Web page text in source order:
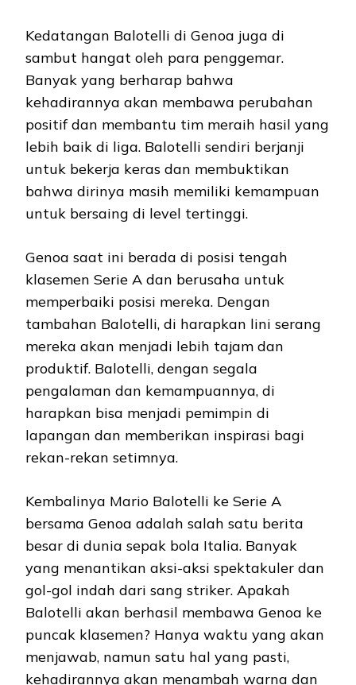
Kedatangan Balotelli di Genoa juga di
sambut hangat oleh para penggemar.
Banyak yang berharap bahwa
kehadirannya akan membawa perubahan
positif dan membantu tim meraih hasil yang
lebih baik di liga. Balotelli sendiri berjanji
untuk bekerja keras dan membuktikan
bahwa dirinya masih memiliki kemampuan
untuk bersaing di level tertinggi.
Genoa saat ini berada di posisi tengah
klasemen Serie A dan berusaha untuk
memperbaiki posisi mereka. Dengan
tambahan Balotelli, di harapkan lini serang
mereka akan menjadi lebih tajam dan
produktif. Balotelli, dengan segala
pengalaman dan kemampuannya, di
harapkan bisa menjadi pemimpin di
lapangan dan memberikan inspirasi bagi
rekan-rekan setimnya.
Kembalinya Mario Balotelli ke Serie A
bersama Genoa adalah salah satu berita
besar di dunia sepak bola Italia. Banyak
yang menantikan aksi-aksi spektakuler dan
gol-gol indah dari sang striker. Apakah
Balotelli akan berhasil membawa Genoa ke
puncak klasemen? Hanya waktu yang akan
menjawab, namun satu hal yang pasti,
kehadirannya akan menambah warna dan